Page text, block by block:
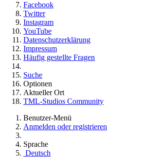
Facebook
Twitter
Instagram
YouTube
Datenschutzerklärung
Impressum
Häufig gestellte Fragen
Suche
Optionen
Aktueller Ort
TML-Studios Community
Benutzer-Menü
Anmelden oder registrieren
Sprache
Deutsch